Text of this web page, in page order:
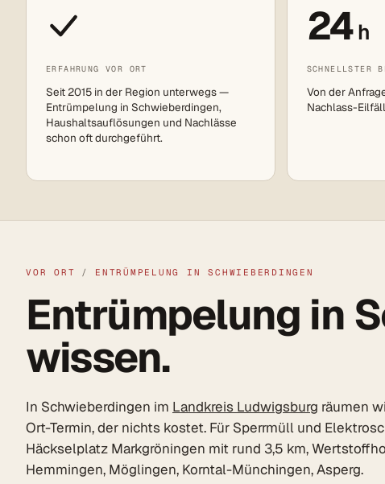
ERFAHRUNG VOR ORT
Seit 2015 in der Region unterwegs —
Entrümpelung in Schwieberdingen,
Haushaltsauflösungen und Nachlässe
schon oft durchgeführt.
24h
SCHNELLSTER
Von der
Nachlass-
VOR ORT / ENTRÜMPELUNG IN SCHWIEBERDINGEN
Entrümpelung in
wissen.
In Schwieberdingen im Landkreis Ludwigsburg räumen
Ort-Termin, der nichts kostet. Für Sperrmüll und
Häckselplatz Markgröningen mit rund 3,5 km,
Hemmingen, Möglingen, Korntal-Münchingen, Asperg.